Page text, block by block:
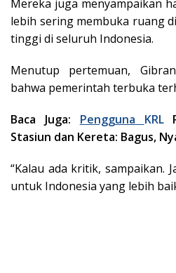
Mereka juga menyampaikan
lebih sering membuka ruang
tinggi di seluruh Indonesia.
Menutup pertemuan,
bahwa pemerintah terbuka
Baca Juga: Pengguna KRL
Stasiun dan Kereta: Bagus,
“Kalau ada kritik, sampaikan.
untuk Indonesia yang lebih